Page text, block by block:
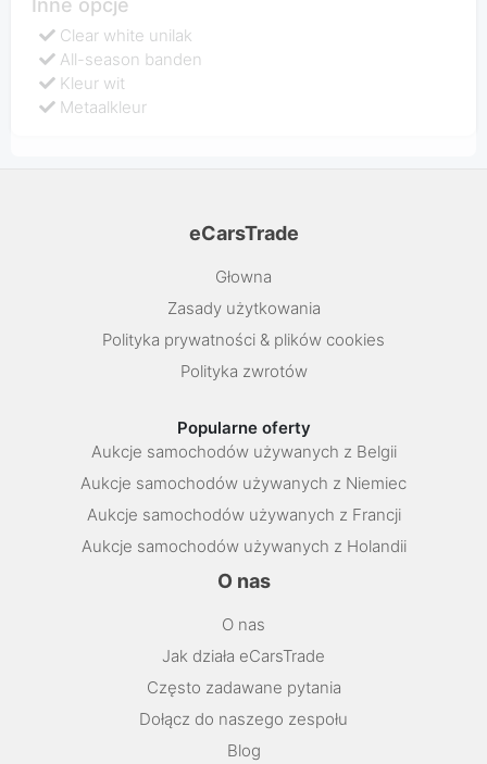
Clear white unilak
All-season banden
Kleur wit
Metaalkleur
eCarsTrade
Głowna
Zasady użytkowania
Polityka prywatności & plików cookies
Polityka zwrotów
Popularne oferty
Aukcje samochodów używanych z Belgii
Aukcje samochodów używanych z Niemiec
Aukcje samochodów używanych z Francji
Aukcje samochodów używanych z Holandii
O nas
O nas
Jak działa eCarsTrade
Często zadawane pytania
Dołącz do naszego zespołu
Blog